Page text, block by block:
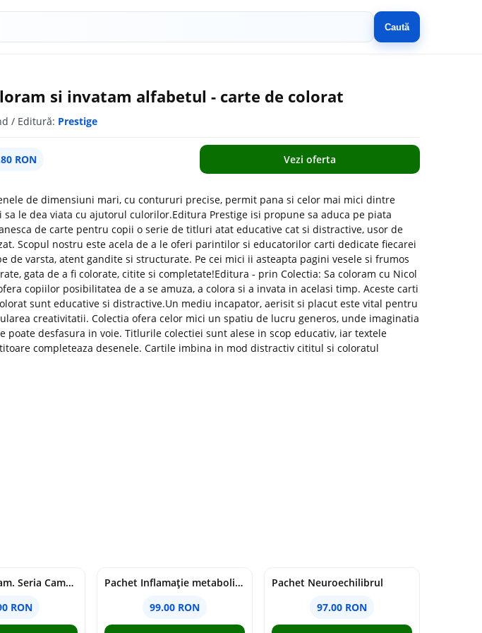
Caută
si invatam alfabetul - carte de colorat
/ Editură: Prestige
RON Vezi oferta
de dimensiuni mari, cu contururi precise, permit pana si celor mai mici dintre
sa le dea viata cu ajutorul culorilor.Editura Prestige isi propune sa aduca pe piata
de carte pentru copii o serie de titluri atat educative cat si distractive, usor de
Scopul nostru este acela de a le oferi parintilor si educatorilor carti dedicate fiecarei
de varsta, atent gandite si structurate. Pe cei mici ii asteapta pagini vesele si frumos
gata de a fi colorate, citite si completate!Editura - prin Colectia: Sa coloram cu Nicol
copiilor posibilitatea de a se amuza, a colora si a invata in acelasi timp. Aceste carti
sunt educative si distractive.Un mediu incapator, aerisit si placut este vital pentru
creativitatii. Colectia ofera celor mici un spatiu de lucru generos, unde imaginatia
poate desfasura in voie. Titlurile colectiei sunt alese in scop educativ, iar textele
completeaza desenele. Cartile imbina in mod distractiv cititul si coloratul
Efectul Graham. Seria Campus Diaries Vol.1
RON
Pachet Inflamație metabolism și creier
99.00 RON
Pachet Neuroechilibrul
97.00 RON